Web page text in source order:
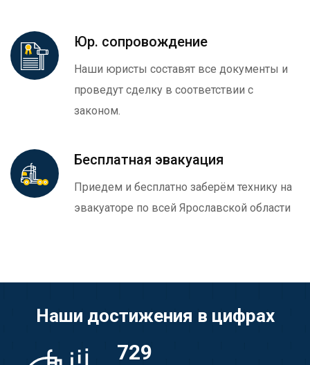
Юр. сопровождение
Наши юристы составят все документы и
проведут сделку в соответствии с
законом.
Бесплатная эвакуация
Приедем и бесплатно заберём технику на
эвакуаторе по всей Ярославской области
Наши достижения в цифрах
729